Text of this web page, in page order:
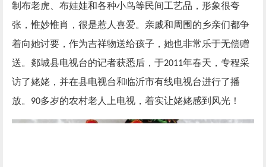
制布老虎、布娃娃和各种小鸟等民间工艺品，形象很夸
张，惟妙惟肖，很是惹人喜爱。亲戚和周围的乡亲们都争
着向她讨要，作为吉祥物送给孩子，她也非常乐于无偿赠
送。郯城县电视台的记者获悉后，于2011年春天，专程采
访了姥姥，并在县电视台和临沂市有线电视台进行了播
放。 90多岁的农村老人上电视，着实让姥姥感到风光！